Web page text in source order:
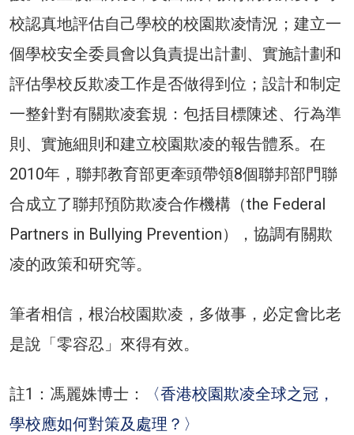
校認真地評估自己學校的校園欺凌情況；建立一
個學校安全委員會以負責提出計劃、實施計劃和
評估學校反欺凌工作是否做得到位；設計和制定
一整針對有關欺凌套規：包括目標陳述、行為準
則、實施細則和建立校園欺凌的報告體系。在
2010年，聯邦教育部更牽頭帶領8個聯邦部門聯
合成立了聯邦預防欺凌合作機構（the Federal
Partners in Bullying Prevention），協調有關欺
凌的政策和研究等。
筆者相信，根治校園欺凌，多做事，必定會比老
是說「零容忍」來得有效。
註1：馮麗姝博士：
〈香港校園欺凌全球之冠，
學校應如何對策及處理？〉